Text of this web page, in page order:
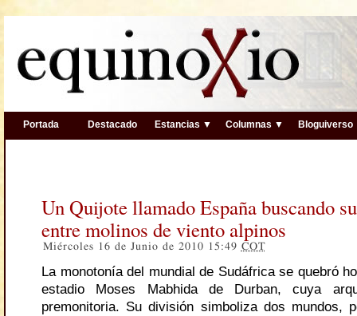
Portada Destacado Estancias ▼ Columnas ▼ Bloguiverso
Un Quijote llamado España buscando
entre molinos de viento alpinos
Miércoles 16 de Junio de 2010 15:49 COT
La monotonía del mundial de Sudáfrica se quebró
estadio Moses Mabhida de Durban, cuya
premonitoria. Su división simboliza dos mundos,